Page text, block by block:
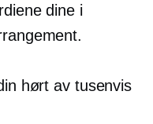
dine i
hørt av tusenvis